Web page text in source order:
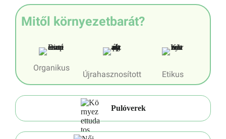
Mitől környezetbarát?
Organikus
Újrahasznosított Etikus
Pulóverek